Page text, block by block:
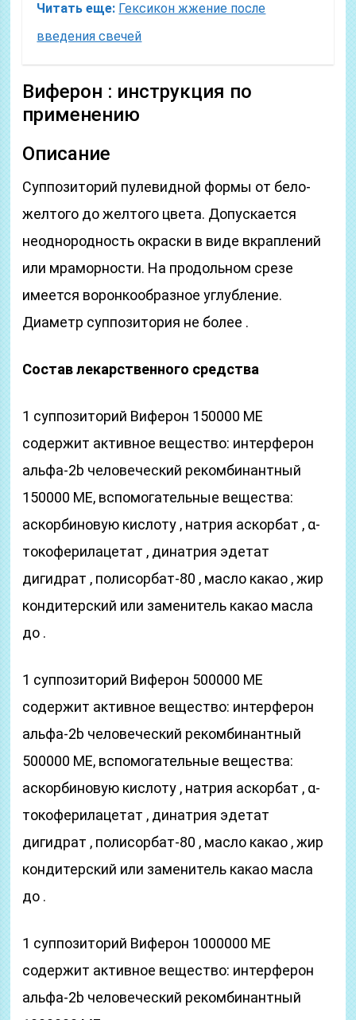
Читать еще: Гексикон жжение после
введения свечей
Виферон : инструкция по
применению
Описание
Суппозиторий пулевидной формы от бело-
желтого до желтого цвета. Допускается
неоднородность окраски в виде вкраплений
или мраморности. На продольном срезе
имеется воронкообразное углубление.
Диаметр суппозитория не более .
Состав лекарственного средства
1 суппозиторий Виферон 150000 ME
содержит активное вещество: интерферон
альфа-2b человеческий рекомбинантный
150000 ME, вспомогательные вещества:
аскорбиновую кислоту , натрия аскорбат , α-
токоферилацетат , динатрия эдетат
дигидрат , полисорбат-80 , масло какао , жир
кондитерский или заменитель какао масла
до .
1 суппозиторий Виферон 500000 ME
содержит активное вещество: интерферон
альфа-2b человеческий рекомбинантный
500000 ME, вспомогательные вещества:
аскорбиновую кислоту , натрия аскорбат , α-
токоферилацетат , динатрия эдетат
дигидрат , полисорбат-80 , масло какао , жир
кондитерский или заменитель какао масла
до .
1 суппозиторий Виферон 1000000 ME
содержит активное вещество: интерферон
альфа-2b человеческий рекомбинантный